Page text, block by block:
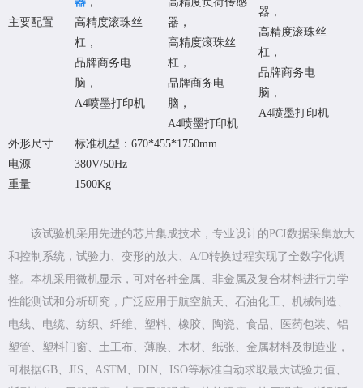
主要配置
高精度滚珠丝
杠，
品牌商务电
脑，
A4喷墨打印机
器，
高精度滚珠丝
杠，
品牌商务电
脑，
A4喷墨打印机
器，
高精度滚珠丝
杠，
品牌商务电
脑，
A4喷墨打印机
外形尺寸
标准机型：670*455*1750mm
电源
380V/50Hz
重量
1500Kg
该试验机采用先进的芯片集成技术，专业设计的PCI数据采集放大
和控制系统，试验力、变形的放大、A/D转换过程实现了全数字化调
整。本机采用微机显示，可对各种金属、非金属及复合材料进行力学
性能测试和分析研究，广泛应用于航空航天、石油化工、机械制造、
电线、电缆、纺织、纤维、塑料、橡胶、陶瓷、食品、医药包装、铝
塑管、塑料门窗、土工布、薄膜、木材、纸张、金属材料及制造业，
可根据GB、JIS、ASTM、DIN、ISO等标准自动求取最大试验力值、